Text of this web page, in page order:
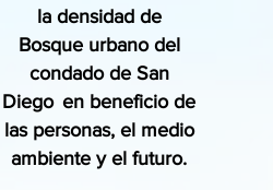
la densidad de
Bosque urbano del
condado de San
Diego en beneficio de
las personas, el medio
ambiente y el futuro.